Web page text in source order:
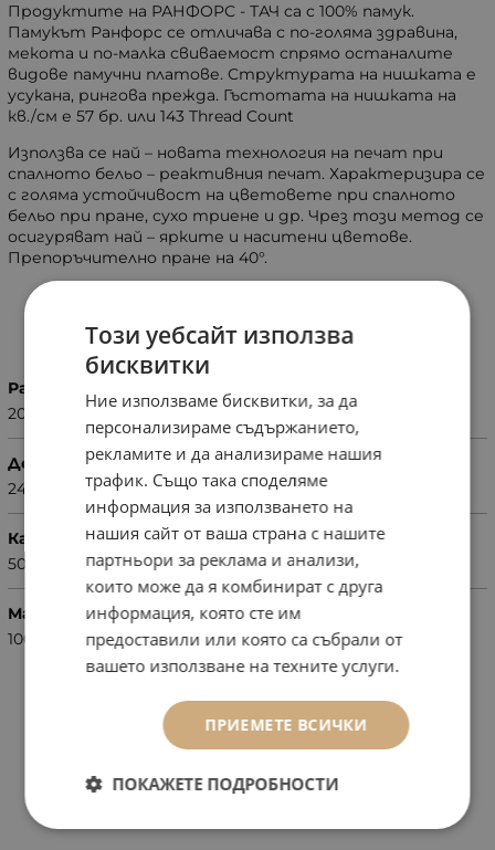
Продуктите на РАНФОРС - ТАЧ са с 100% памук.
Памукът Ранфорс се отличава с по-голяма здравина,
мекота и по-малка свиваемост спрямо останалите
видове памучни платове. Структурата на нишката е
усукана, рингова прежда. Гъстотата на нишката на
кв./см е 57 бр. или 143 Thread Count
Използва се най – новата технология на печат при
спалното бельо – реактивния печат. Характеризира се
с голяма устойчивост на цветовете при спалното
бельо при пране, сухо триене и др. Чрез този метод се
осигуряват най – ярките и наситени цветове.
Препоръчително пране на 40°.
ХАРАКТЕРИСТИКИ
Размер на плика
200 х 220 см
Долен чаршаф
240 х 260 см
Калъфка за възглавница
50 х 70см – 2 бр.
Материал
100 % памук - ранфорс
Този уебсайт използва
бисквитки
Ние използваме бисквитки, за да
персонализираме съдържанието,
рекламите и да анализираме нашия
трафик. Също така споделяме
информация за използването на
нашия сайт от ваша страна с нашите
партньори за реклама и анализи,
които може да я комбинират с друга
информация, която сте им
предоставили или която са събрали от
вашето използване на техните услуги.
ПРИЕМЕТЕ ВСИЧКИ
ПОКАЖЕТЕ ПОДРОБНОСТИ